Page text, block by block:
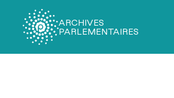
ARCHIVES
PARLEMENTAIRES